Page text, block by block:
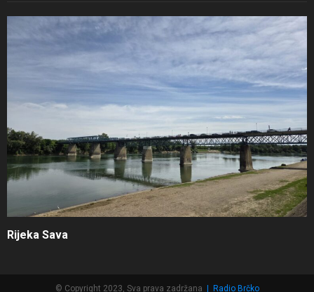
Rijeka Sava
© Copyright 2023, Sva prava zadržana | Radio Brčko